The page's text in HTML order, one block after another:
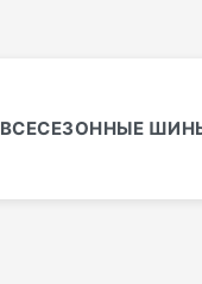
ВСЕСЕЗОННЫЕ